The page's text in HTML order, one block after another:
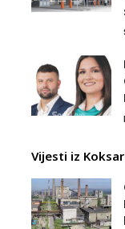
Vijesti iz